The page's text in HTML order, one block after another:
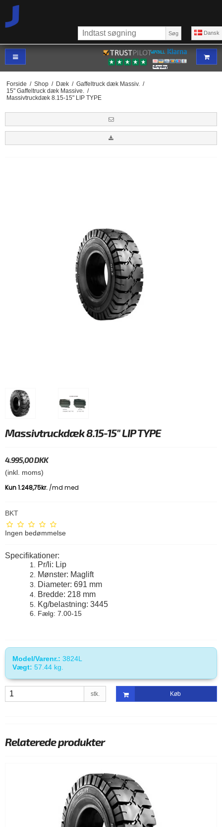
Dansk
Søg
Forside / Shop / Dæk / Gaffeltruck dæk Massiv. /
15" Gaffeltruck dæk Massive. /
Massivtruckdæk 8.15-15" LIP TYPE
Massivtruckdæk 8.15-15" LIP TYPE
4.995,00 DKK
(inkl. moms)
BKT
Ingen bedømmelse
Specifikationer:
Pr/li: Lip
Mønster: Maglift
Diameter: 691 mm
Bredde: 218 mm
Kg/belastning: 3445
Fælg: 7.00-15
Model/Varenr.: 3824L
Vægt: 57.44 kg.
stk. Køb
Relaterede produkter